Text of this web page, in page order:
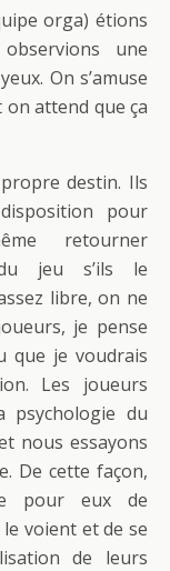
orga) étions
une
On s’amuse
attend que ça
destin. Ils
pour
retourner
jeu s’ils le
libre, on ne
je pense
que je voudrais
Les joueurs
psychologie du
nous essayons
De cette façon,
pour eux de
voient et de se
de leurs